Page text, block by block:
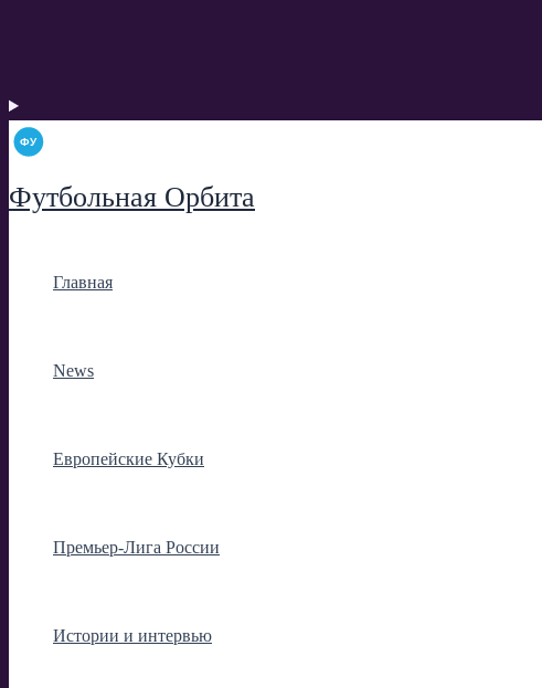
Футбольная Орбита
Главная
News
Европейские Кубки
Премьер-Лига России
Истории и интервью